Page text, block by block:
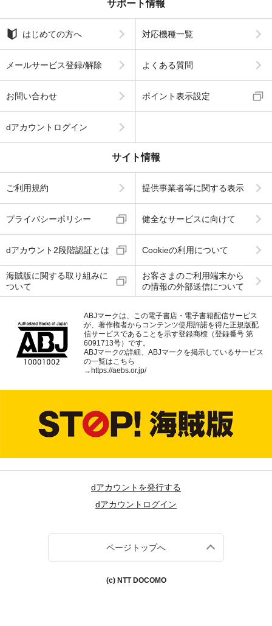
サポート情報
はじめての方へ 対応機種一覧
メールサービス登録/解除 よくある質問
お問い合わせ ポイント表示設定
dアカウントログイン
サイト情報
ご利用規約 提供事業者等に関する表示
プライバシーポリシー 健全なサービスに向けて
dアカウント2段階認証とは Cookieの利用について
海賊版に関する取り組みに
ついて
お客さまのご利用端末から
の情報の外部送信について
ABJマークは、この電子書店・電子書籍配信サービス
が、著作権者からコンテンツ使用許諾を得た正規版配
信サービスであることを示す登録商標（登録番号 第
6091713号）です。
ABJマークの詳細、ABJマークを掲示しているサービス
の一覧はこちら
→https://aebs.or.jp/
dアカウントを発行する
dアカウントログイン
ページトップへ
(c) NTT DOCOMO